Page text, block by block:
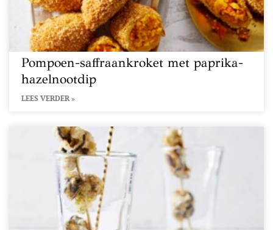
Pompoen-saffraankroket met paprika-
hazelnootdip
LEES VERDER »